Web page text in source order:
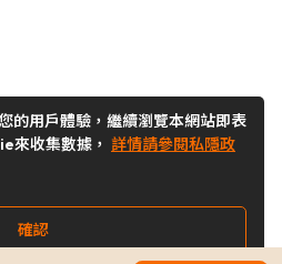
的用戶體驗，繼續瀏覽本網站即表
來收集數據， 詳情請參閱私隱政
確認